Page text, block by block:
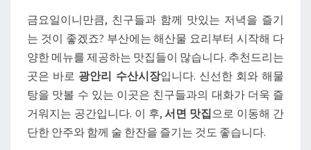
부
산
유
흥
커
뮤
니
금요일이니만큼, 친구들과 함께 맛있는 저녁을 즐기
는 것이 좋겠죠? 부산에는 해산물 요리부터 시작해 다
양한 메뉴를 제공하는 맛집들이 많습니다. 추천드리는
곳은 바로 광안리 수산시장입니다. 신선한 회와 해물
탕을 맛볼 수 있는 이곳은 친구들과의 대화가 더욱 즐
거워지는 공간입니다. 이 후,서면 맛집으로 이동해 간
단한 안주와 함께 술 한잔을 즐기는 것도 좋습니다.